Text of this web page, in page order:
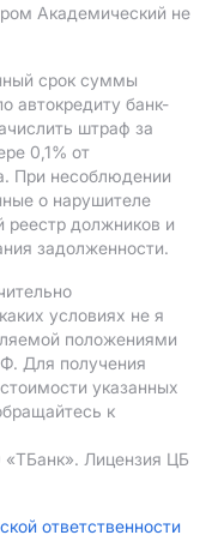
Академический не
срок суммы
автокредиту банк-
штраф за
0,1% от
При несоблюдении
о нарушителе
реестр должников и
задолженности.
условиях не я
положениями
Для получения
указанных
к
«ТБанк». Лицензия ЦБ
ответственности